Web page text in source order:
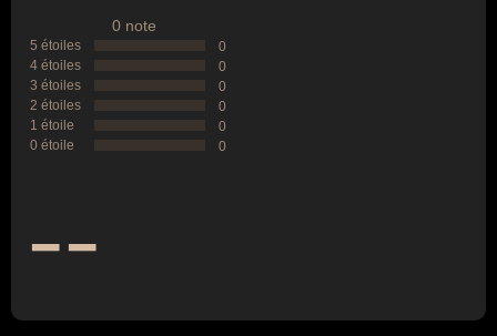
0 note
5 étoiles
0
4 étoiles
0
3 étoiles
0
2 étoiles
0
1 étoile
0
0 étoile
0
--